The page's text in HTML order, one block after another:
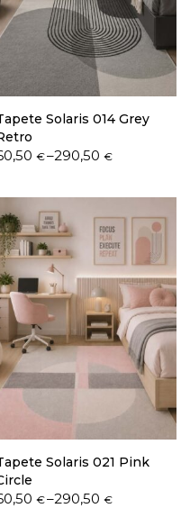
Solaris 014 Grey
€–290,50 €
through
€
Solaris 021 Pink
€–290,50 €